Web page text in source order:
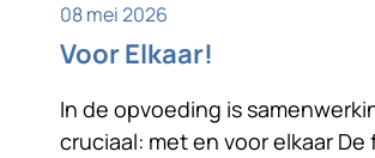
08 mei 2026
Voor Elkaar!
In de opvoeding is
cruciaal: met en voor elkaar